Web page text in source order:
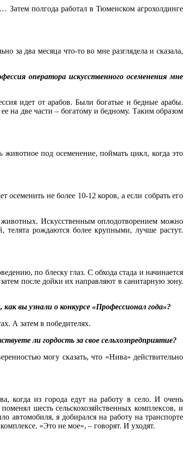
Затем полгода работал в Тюменском агрохолдинге
за два месяца что-то во мне разглядела и сказала,
оператора искусственного осеменения мне
идет от арабов. Были богатые и бедные арабы.
на две части – богатому и бедному. Таким образом
под осеменение, поймать цикл, когда это
не более 10-12 коров, а если собрать его
животных. Искусственным оплодотворением можно
телята рождаются более крупными, лучше растут.
по блеску глаз. С обхода стада и начинается
после дойки их направляют в санитарную зону.
вы узнали о конкурсе «Профессионал года»?
А затем в победителях.
ли гордость за свое сельхозпредприятие?
могу сказать, что «Нива» действительно
когда из города едут на работу в село. И очень
шесть сельскохозяйственных комплексов, и
автомобиля, я добирался на работу на транспорте
«Это не мое», – говорят. И уходят.